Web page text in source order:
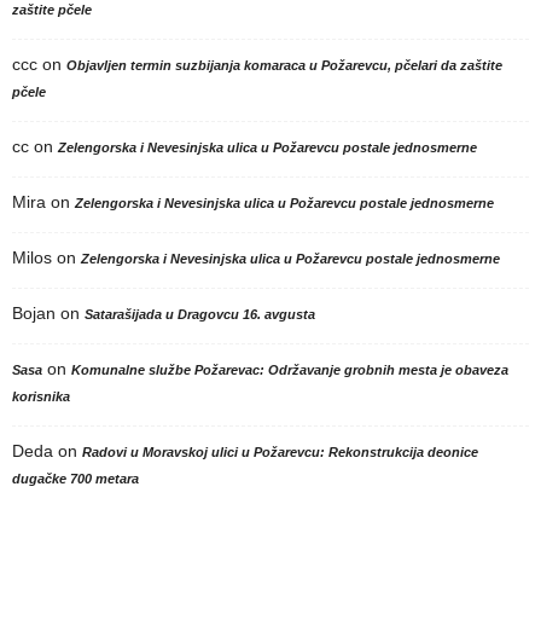
zaštite pčele
ccc on Objavljen termin suzbijanja komaraca u Požarevcu, pčelari da zaštite
pčele
cc on Zelengorska i Nevesinjska ulica u Požarevcu postale jednosmerne
Mira on Zelengorska i Nevesinjska ulica u Požarevcu postale jednosmerne
Milos on Zelengorska i Nevesinjska ulica u Požarevcu postale jednosmerne
Bojan on Satarašijada u Dragovcu 16. avgusta
Sasa on Komunalne službe Požarevac: Održavanje grobnih mesta je obaveza
korisnika
Deda on Radovi u Moravskoj ulici u Požarevcu: Rekonstrukcija deonice
dugačke 700 metara